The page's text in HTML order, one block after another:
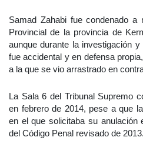
Samad Zahabi fue condenado a
Provincial de la provincia de
aunque durante la investigación
fue accidental y en defensa
a la que se vio arrastrado en
La Sala 6 del Tribunal Supremo
en febrero de 2014, pese a que
en el que solicitaba su anulación
del Código Penal revisado de 2013.